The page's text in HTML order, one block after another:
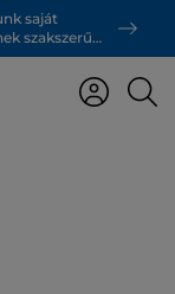
saját
szakszerű